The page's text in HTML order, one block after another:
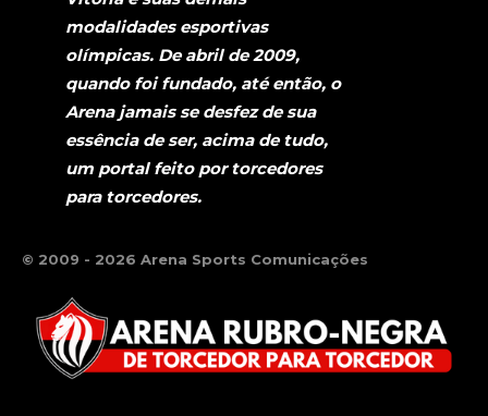
modalidades esportivas
olímpicas. De abril de 2009,
quando foi fundado, até então, o
Arena jamais se desfez de sua
essência de ser, acima de tudo,
um portal feito por torcedores
para torcedores.
© 2009 - 2026 Arena Sports Comunicações